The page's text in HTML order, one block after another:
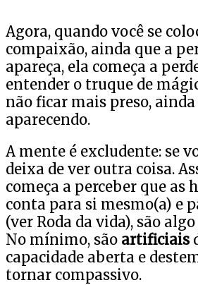
Agora, quando você se
compaixão, ainda que a
apareça, ela começa a
entender o truque de
não ficar mais preso,
aparecendo.
A mente é excludente: se
deixa de ver outra coisa.
começa a perceber que as
conta para si mesmo(a) e
(ver Roda da vida), são
No mínimo, são artificiais
capacidade aberta e
tornar compassivo.